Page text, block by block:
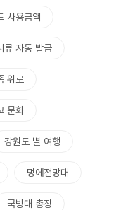
사용금액
류 자동 발급
위로
문화
강원도 별 여행
멍에전망대
국방대 총장